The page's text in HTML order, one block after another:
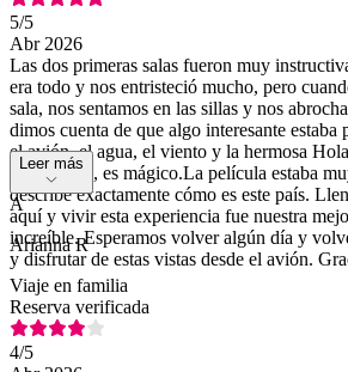
5/5
Abr 2026
Las dos primeras salas fueron muy
era todo y nos entristeció mucho, pero
sala, nos sentamos en las sillas y nos
dimos cuenta de que algo interesante estaba
el avión, el agua, el viento y la hermosa
sus canales, es mágico.La película estaba
describe exactamente cómo es este país.
aquí y vivir esta experiencia fue nuestra
increíble. Esperamos volver algún día y
y disfrutar de estas vistas desde el avión.
Leer más
A
Arianna R
Viaje en familia
Reserva verificada
4/5